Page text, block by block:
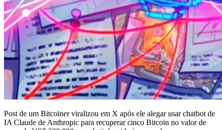
Post de um Bitcoiner viralizou em X após ele alegar usar chatbot de
IA Claude de Anthropic para recuperar cinco Bitcoin no valor de